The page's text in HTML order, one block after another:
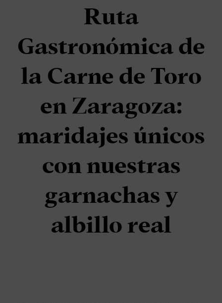
Ruta
Gastronómica de
la Carne de Toro
en Zaragoza:
maridajes únicos
con nuestras
garnachas y
albillo real